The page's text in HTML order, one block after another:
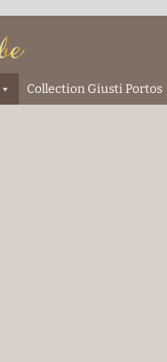
Collection Giusti Portos